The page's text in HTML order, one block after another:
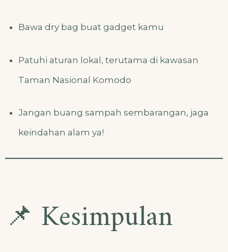
Bawa dry bag buat gadget kamu
Patuhi aturan lokal, terutama di kawasan
Taman Nasional Komodo
Jangan buang sampah sembarangan, jaga
keindahan alam ya!
📌 Kesimpulan